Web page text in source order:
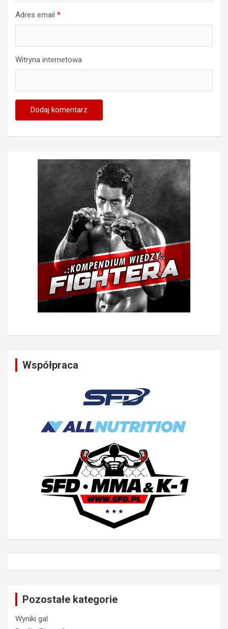
Adres email *
Witryna internetowa
Współpraca
Pozostałe kategorie
Wyniki gal